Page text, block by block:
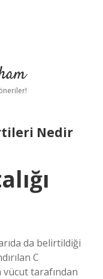
Nedir
da belirtildiği
C
vücut tarafından